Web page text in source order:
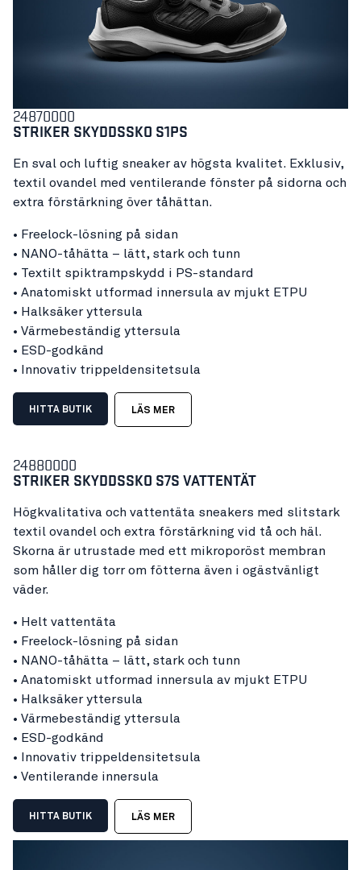
24870000
STRIKER SKYDDSSKO S1PS
En sval och luftig sneaker av högsta kvalitet. Exklusiv,
textil ovandel med ventilerande fönster på sidorna och
extra förstärkning över tåhättan.
• Freelock-lösning på sidan
• NANO-tåhätta – lätt, stark och tunn
• Textilt spiktrampskydd i PS-standard
• Anatomiskt utformad innersula av mjukt ETPU
• Halksäker yttersula
• Värmebeständig yttersula
• ESD-godkänd
• Innovativ trippeldensitetsula
HITTA BUTIK LÄS MER
24880000
STRIKER SKYDDSSKO S7S VATTENTÄT
Högkvalitativa och vattentäta sneakers med slitstark
textil ovandel och extra förstärkning vid tå och häl.
Skorna är utrustade med ett mikroporöst membran
som håller dig torr om fötterna även i ogästvänligt
väder.
• Helt vattentäta
• Freelock-lösning på sidan
• NANO-tåhätta – lätt, stark och tunn
• Anatomiskt utformad innersula av mjukt ETPU
• Halksäker yttersula
• Värmebeständig yttersula
• ESD-godkänd
• Innovativ trippeldensitetsula
• Ventilerande innersula
HITTA BUTIK LÄS MER